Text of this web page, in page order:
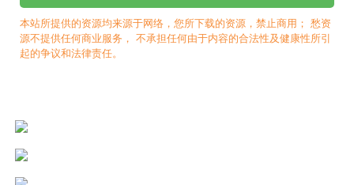
本站所提供的资源均来源于网络，您所下载的资源，禁止商用； 愁资
源不提供任何商业服务， 不承担任何由于内容的合法性及健康性所引
起的争议和法律责任。